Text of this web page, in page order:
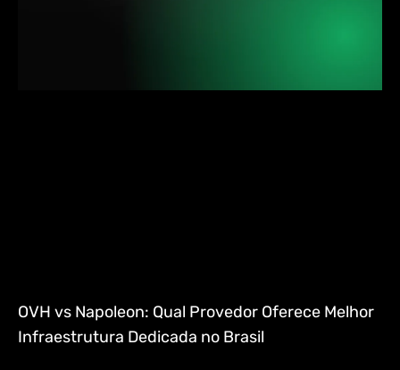
OVH vs Napoleon: Qual Provedor Oferece Melhor
Infraestrutura Dedicada no Brasil